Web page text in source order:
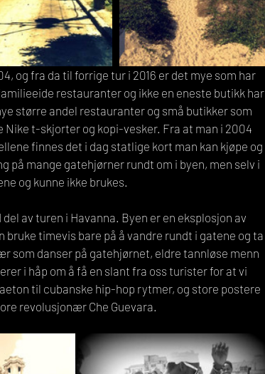
og fra da til forrige tur i 2016 er det mye som har
restauranter og ikke en eneste butikk har
større andel restauranter og små butikker som
t-skjorter og kopi-vesker. Fra at man i 2004
finnes det i dag statlige kort man kan kjøpe og
på mange gatehjørner rundt om i byen, men selv i
og kunne ikke brukes.
av turen i Havanna. Byen er en eksplosjon av
timevis bare på å vandre rundt i gatene og ta
som danser på gatehjørnet, eldre tannløse menn
i håp om å få en slant fra oss turister for at vi
til cubanske hip-hop rytmer, og store postere
revolusjonær Che Guevara.